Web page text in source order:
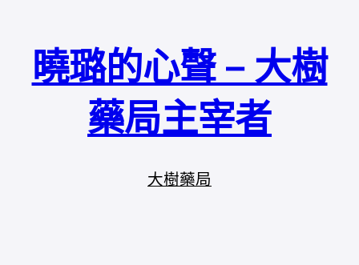
曉璐的心聲 – 大樹
藥局主宰者
大樹藥局